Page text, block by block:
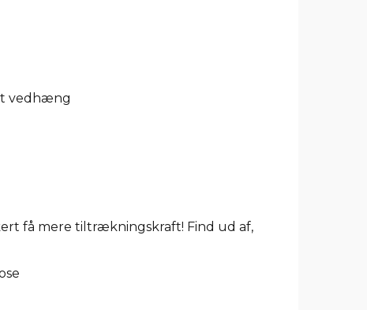
få mere tiltrækningskraft! Find ud af,